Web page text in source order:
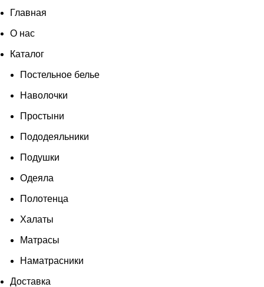
Главная
О нас
Каталог
Постельное белье
Наволочки
Простыни
Пододеяльники
Подушки
Одеяла
Полотенца
Халаты
Матрасы
Наматрасники
Доставка